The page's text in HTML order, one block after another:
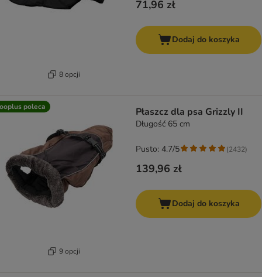
8 opcji
71,96 zł
Dodaj do koszyka
poleca
9 opcji
Płaszcz dla psa Grizzly II
Długość 65 cm
139,96 zł
Pusto: 4.7/5 (2432)
Dodaj do koszyka